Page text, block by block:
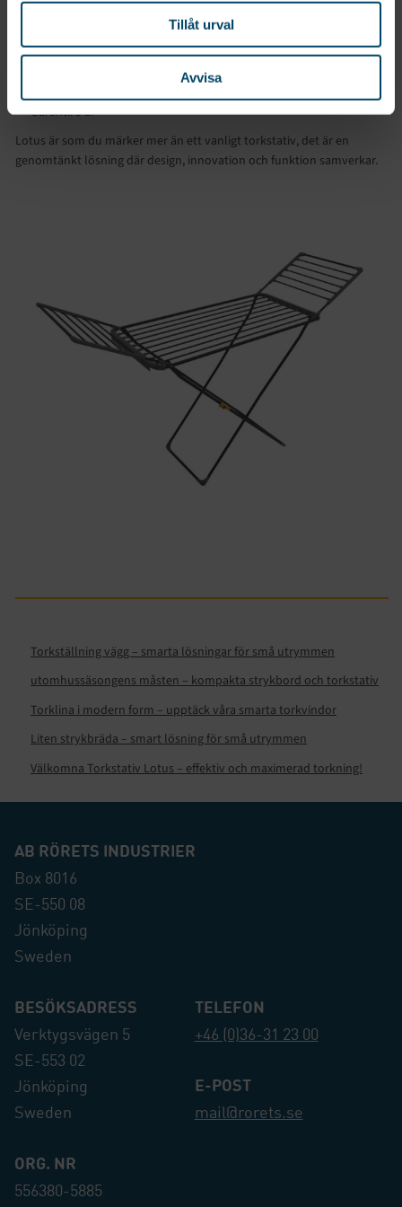
Tillåt urval
Avvisa
Mått: 55 x 178 x 89 cm
Garanti: 5 år
Lotus är som du märker mer än ett vanligt torkstativ, det är en
genomtänkt lösning där design, innovation och funktion samverkar.
Torkställning vägg – smarta lösningar för små utrymmen
utomhussäsongens måsten – kompakta strykbord och torkstativ
Torklina i modern form – upptäck våra smarta torkvindor
Liten strykbräda – smart lösning för små utrymmen
Välkomna Torkstativ Lotus – effektiv och maximerad torkning!
AB RÖRETS INDUSTRIER
Box 8016
SE-550 08
Jönköping
Sweden
BESÖKSADRESS
Verktygsvägen 5
SE-553 02
Jönköping
Sweden
TELEFON
+46 (0)36-31 23 00
E-POST
mail@rorets.se
ORG. NR
556380-5885